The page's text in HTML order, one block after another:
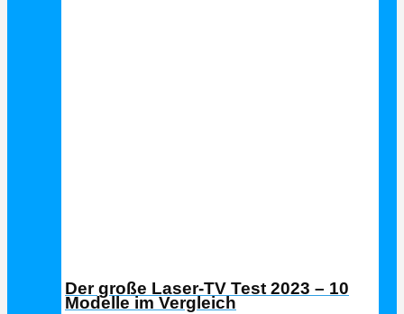
Der große Laser-TV Test 2023 – 10
Modelle im Vergleich